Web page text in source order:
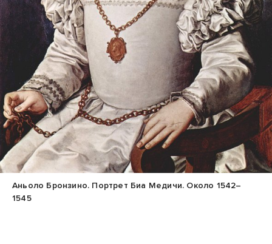
Аньоло Бронзино. Портрет Биа Медичи. Около 1542–
1545